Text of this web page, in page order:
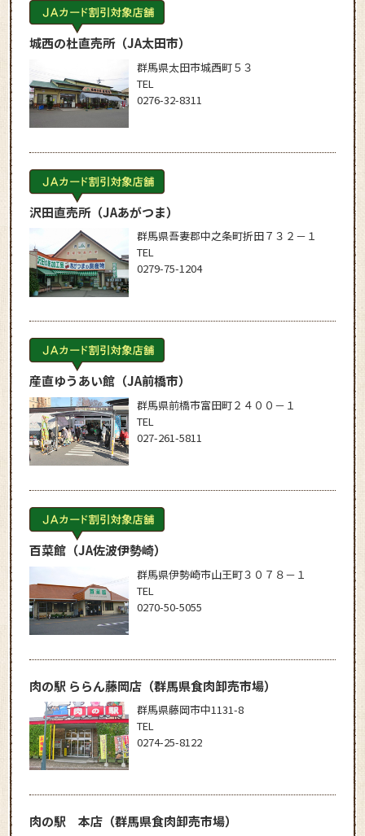
城西の杜直売所（JA太田市）
群馬県太田市城西町５３
TEL
0276-32-8311
沢田直売所（JAあがつま）
群馬県吾妻郡中之条町折田７３２－１
TEL
0279-75-1204
産直ゆうあい館（JA前橋市）
群馬県前橋市富田町２４００－１
TEL
027-261-5811
百菜館（JA佐波伊勢崎）
群馬県伊勢崎市山王町３０７８－１
TEL
0270-50-5055
肉の駅 ららん藤岡店（群馬県食肉卸売市場）
群馬県藤岡市中1131-8
TEL
0274-25-8122
肉の駅 本店（群馬県食肉卸売市場）